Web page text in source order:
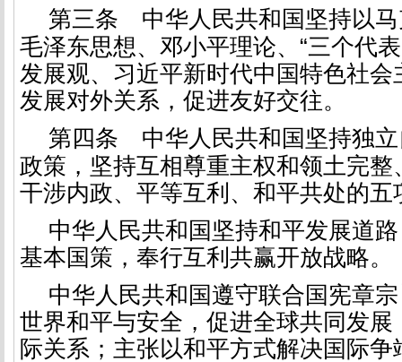
第三条 中华人民共和国坚持以
毛泽东思想、邓小平理论、“三个代
发展观、习近平新时代中国特色社
发展对外关系，促进友好交往。
第四条 中华人民共和国坚持独
政策，坚持互相尊重主权和领土完整
干涉内政、平等互利、和平共处的五
中华人民共和国坚持和平发展道
基本国策，奉行互利共赢开放战略。
中华人民共和国遵守联合国宪章
世界和平与安全，促进全球共同发展
际关系；主张以和平方式解决国际